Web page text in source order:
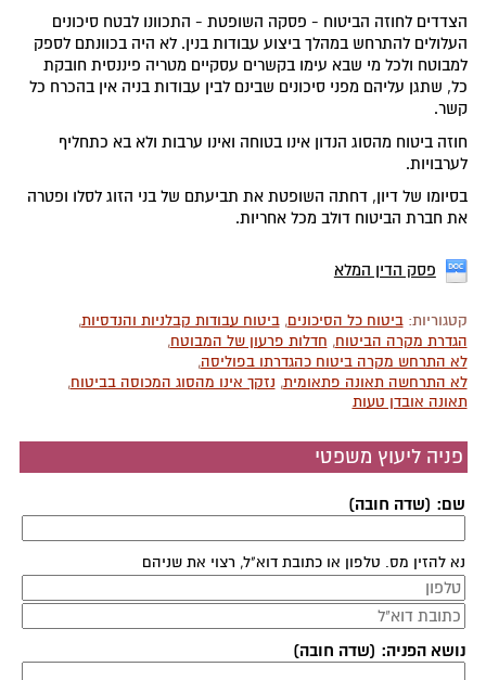
הצדדים לחוזה הביטוח - פסקה השופטת - התכוונו לבטח סיכונים
העלולים להתרחש במהלך ביצוע עבודות בנין. לא היה בכוונתם לספק
למבוטח ולכל מי שבא עימו בקשרים עסקיים מטריה פיננסית חובקת
כל, שתגן עליהם מפני סיכונים שבינם לבין עבודות בניה אין בהכרח כל
קשר.
חוזה ביטוח מהסוג הנדון אינו בטוחה ואינו ערבות ולא בא כתחליף
לערבויות.
בסיומו של דיון, דחתה השופטת את תביעתם של בני הזוג לסלו ופטרה
את חברת הביטוח דולב מכל אחריות.
פסק הדין המלא
קטגוריות:ביטוח כל הסיכונים,ביטוח עבודות קבלניות והנדסיות,
הגדרת מקרה הביטוח, חדלות פרעון של המבוטח,
לא התרחש מקרה ביטוח כהגדרתו בפוליסה,
לא התרחשה תאונה פתאומית, נזקך אינו מהסוג המכוסה בביטוח,
תאונה אובדן טעות
פניה ליעוץ משפטי
שם: (שדה חובה)
נא להזין מס. טלפון או כתובת דוא"ל, רצוי את שניהם
נושא הפניה: (שדה חובה)